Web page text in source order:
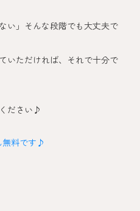
い」そんな段階でも大丈夫で
いただければ、それで十分で
ださい♪
無料です♪